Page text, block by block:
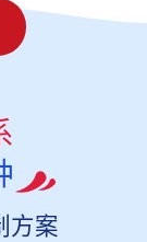
方案